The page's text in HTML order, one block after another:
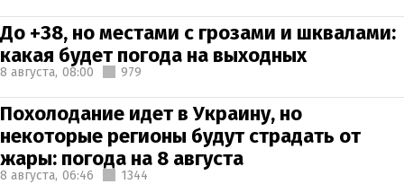
До +38, но местами с грозами и шквалами:
какая будет погода на выходных
8 августа, 08:00 979
Похолодание идет в Украину, но
некоторые регионы будут страдать от
жары: погода на 8 августа
8 августа, 06:46 1344